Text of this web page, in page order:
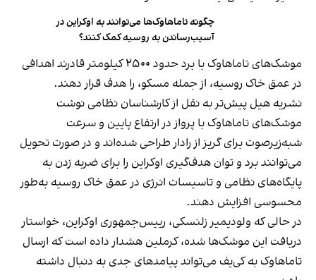
چگونه تاماهاوک‌ها می‌توانند به اوکراین در
آسیب‌رساندن به روسیه کمک کنند؟
موشک‌های تاماهاوک با برد حدود ۲۵۰۰ کیلومتر قادرند اهدافی
در عمق خاک روسیه، از جمله مسکو، را هدف قرار دهند.
نشریه هیل پیش‌تر به نقل از کارشناسان نظامی نوشت
موشک‌های تاماهاوک با پرواز در ارتفاع پایین و سرعت
شبه‌زیرصوت برای گریز از رادار طراحی شده‌اند و در صورت تحویل
می‌توانند برد و توان هدف‌گیری اوکراین را برای ضربه زدن به
پایگاه‌های نظامی و تاسیسات انرژی در عمق خاک روسیه به‌طور
محسوسی افزایش دهند.
در حالی‌ که ولودیمیر زلنسکی، رییس‌جمهوری اوکراین، خواستار
دریافت این موشک‌ها شده، کرملین هشدار داده است که ارسال
تاماهاوک به کی‌یف می‌تواند پیامدهای جدی به‌ دنبال داشته